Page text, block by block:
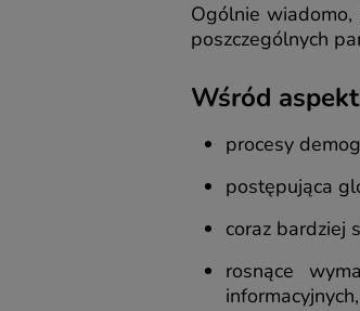
Ogólnie
poszczególnych
Wśród
procesy
postępująca
coraz bardziej
rosnące